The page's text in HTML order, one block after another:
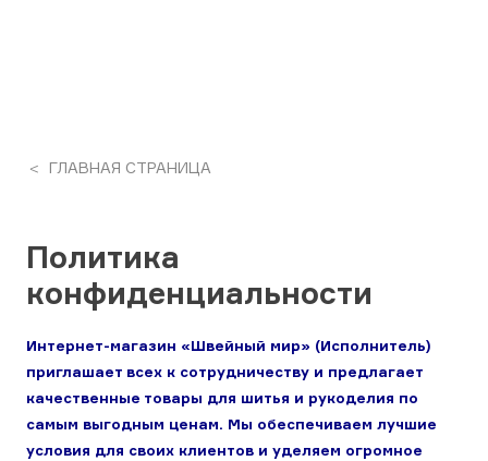
ГЛАВНАЯ СТРАНИЦА
Политика
конфиденциальности
Интернет-магазин «Швейный мир» (Исполнитель)
приглашает всех к сотрудничеству и предлагает
качественные товары для шитья и рукоделия по
самым выгодным ценам. Мы обеспечиваем лучшие
условия для своих клиентов и уделяем огромное